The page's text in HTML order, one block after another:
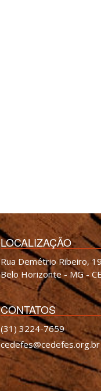
LOCALIZAÇÃO
Rua Demétrio Ribeiro,
Belo Horizonte - MG -
CONTATOS
(31) 3224-7659
cedefes@cedefes.org.br